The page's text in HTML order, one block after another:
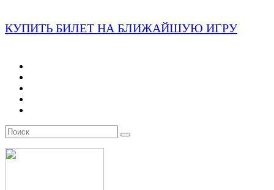
КУПИТЬ БИЛЕТ НА БЛИЖАЙШУЮ ИГРУ